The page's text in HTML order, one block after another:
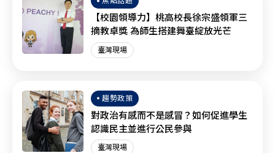
【校園領導力】桃高校長徐宗盛領軍三
摘教卓獎 為師生搭建舞臺綻放光芒
臺灣現場
趨勢政策
對政治有感而不是感冒？如何促進學生
認識民主並進行公民參與
臺灣現場